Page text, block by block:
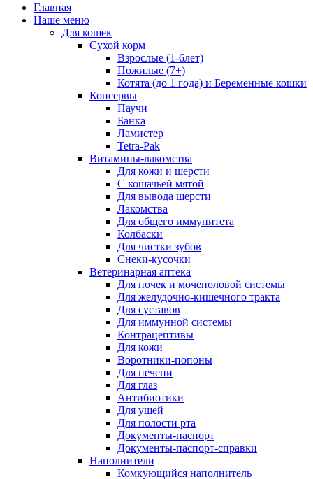
Главная
Наше меню
Для кошек
Сухой корм
Взрослые (1-6лет)
Пожилые (7+)
Котята (до 1 года) и Беременные кошки
Консервы
Паучи
Банка
Ламистер
Tetra-Pak
Витамины-лакомства
Для кожи и шерсти
С кошачьей мятой
Для вывода шерсти
Лакомства
Для общего иммунитета
Колбаски
Для чистки зубов
Снеки-кусочки
Ветеринарная аптека
Для почек и мочеполовой системы
Для желудочно-кишечного тракта
Для суставов
Для иммунной системы
Контрацептивы
Для кожи
Воротники-попоны
Для печени
Для глаз
Антибиотики
Для ушей
Для полости рта
Документы-паспорт
Документы-паспорт-справки
Наполнители
Комкующийся наполнитель